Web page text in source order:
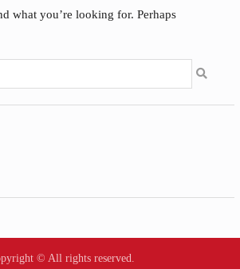
what you’re looking for. Perhaps
© All rights reserved.